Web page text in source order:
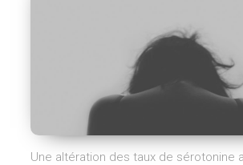
Une altération des taux de sérotonine